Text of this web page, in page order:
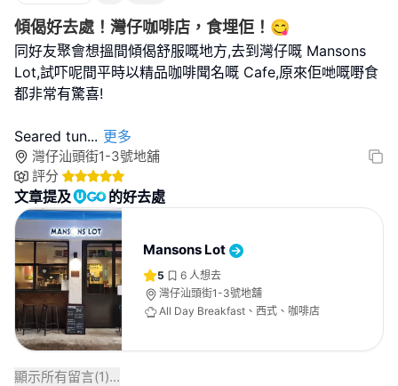
傾偈好去處！灣仔咖啡店，食埋佢！😋
同好友聚會想搵間傾偈舒服嘅地方,去到灣仔嘅 Mansons
Lot,試吓呢間平時以精品咖啡聞名嘅 Cafe,原來佢哋嘅嘢食
都非常有驚喜!
Seared tun... 更多
灣仔汕頭街1-3號地舖
評分
文章提及 的好去處
Mansons Lot
5 6 人想去
灣仔汕頭街1-3號地舖
All Day Breakfast、西式、咖啡店
顯示所有留言(1)...